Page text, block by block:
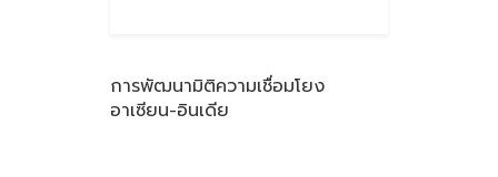
การพัฒนามิติความเชื่อมโยง
อาเซียน-อินเดีย